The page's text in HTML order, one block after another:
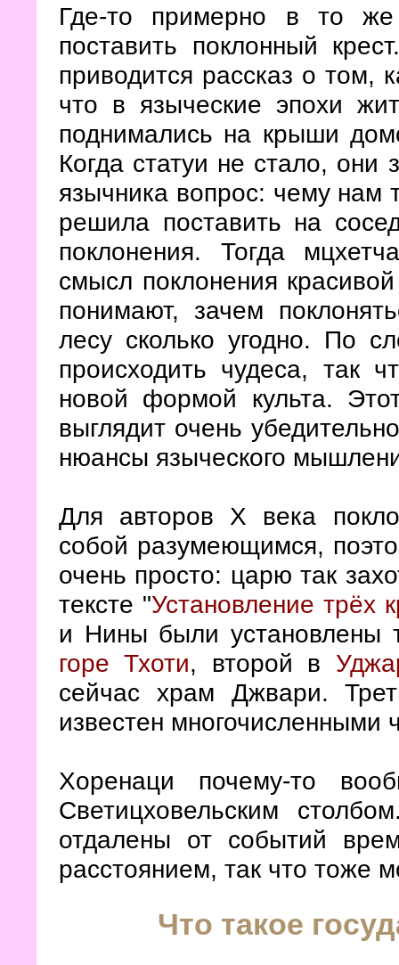
Где-то примерно в то
поставить поклонный
приводится рассказ о том,
что в языческие эпохи
поднимались на крыши
Когда статуи не стало,
язычника вопрос: чему нам
решила поставить на
поклонения. Тогда
смысл поклонения
понимают, зачем
лесу сколько угодно. По
происходить чудеса, так
новой формой культа.
выглядит очень
нюансы языческого
Для авторов Х века
собой разумеющимся,
очень просто: царю так
тексте "Установление трёх
и Нины были установлены
горе Тхоти, второй в
сейчас храм Джвари.
известен многочисленными
Хоренаци почему-то
Светицховельским
отдалены от событий
расстоянием, так что тоже
Что такое